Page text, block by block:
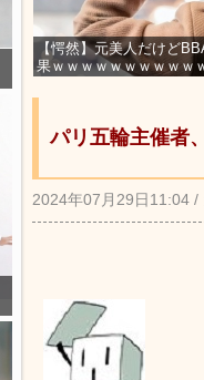
【愕然】元美人だけど
果ｗｗｗｗｗｗｗｗｗｗ
パリ五輪主催者
2024年07月29日11:04 /